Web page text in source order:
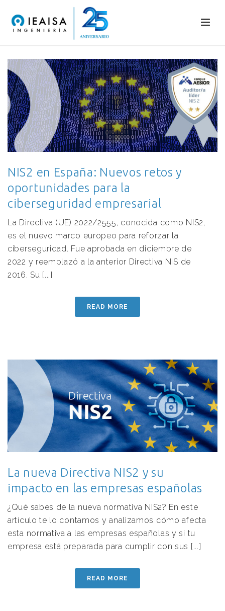
NIS2 en España: Nuevos retos y
oportunidades para la
ciberseguridad empresarial
La Directiva (UE) 2022/2555, conocida como NIS2,
es el nuevo marco europeo para reforzar la
ciberseguridad. Fue aprobada en diciembre de
2022 y reemplazó a la anterior Directiva NIS de
2016. Su [...]
READ MORE
La nueva Directiva NIS2 y su
impacto en las empresas españolas
¿Qué sabes de la nueva normativa NIS2? En este
artículo te lo contamos y analizamos cómo afecta
esta normativa a las empresas españolas y si tu
empresa está preparada para cumplir con sus [...]
READ MORE